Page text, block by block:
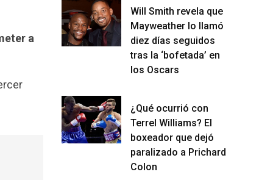
a
Will Smith revela que
Mayweather lo llamó
diez días seguidos
tras la ‘bofetada’ en
los Oscars
¿Qué ocurrió con
Terrel Williams? El
boxeador que dejó
paralizado a Prichard
Colon